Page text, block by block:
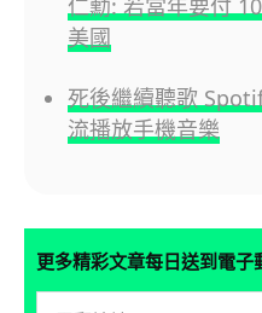
仁勳: 若當年要付
美國
死後繼續聽歌
流播放手機音樂
更多精彩文章每日送到電子